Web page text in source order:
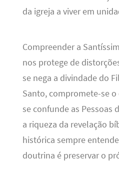
da igreja a viver em
Compreender a
nos protege de
se nega a divindade do
Santo, compromete-se
se confunde as Pessoas
a riqueza da revelação
histórica sempre
doutrina é preservar o